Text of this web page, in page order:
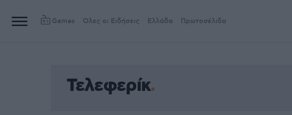
Games Όλες οι Ειδήσεις Ελλάδα Πρωτοσέλιδα
Τελεφερίκ